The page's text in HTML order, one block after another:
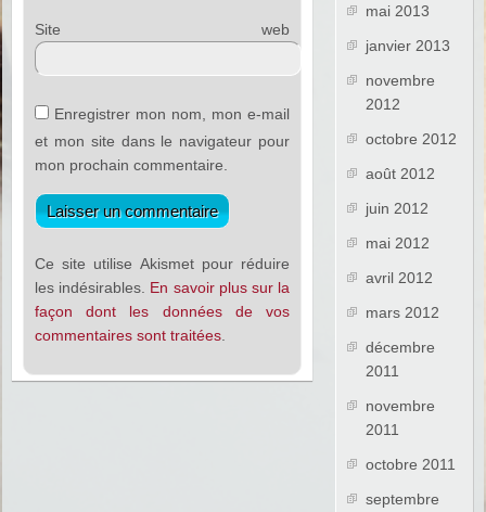
Site web
Enregistrer mon nom, mon e-mail
et mon site dans le navigateur pour
mon prochain commentaire.
Ce site utilise Akismet pour réduire
les indésirables. En savoir plus sur la
façon dont les données de vos
commentaires sont traitées.
mai 2013
janvier 2013
novembre
2012
octobre 2012
août 2012
juin 2012
mai 2012
avril 2012
mars 2012
décembre
2011
novembre
2011
octobre 2011
septembre